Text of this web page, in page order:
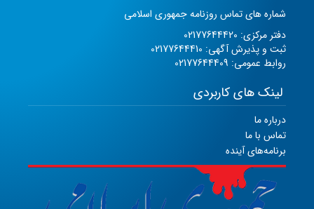
شماره های تماس روزنامه جمهوری اسلامی
دفتر مرکزی: 02177644420
ثبت و پذیرش آگهی: 02177644410
روابط عمومی: 02177644409
لینک های کاربردی
درباره ما
تماس با ما
برنامه‌های آینده